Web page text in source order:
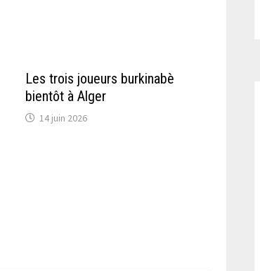
Les trois joueurs burkinabè
bientôt à Alger
14 juin 2026